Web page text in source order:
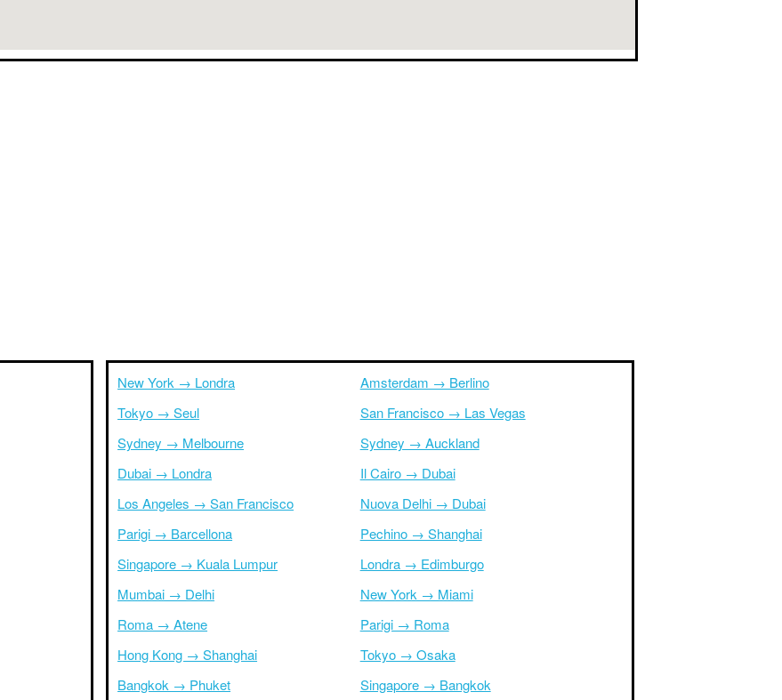
New York → Londra
Tokyo → Seul
Sydney → Melbourne
Dubai → Londra
Los Angeles → San Francisco
Parigi → Barcellona
Singapore → Kuala Lumpur
Mumbai → Delhi
Roma → Atene
Hong Kong → Shanghai
Bangkok → Phuket
Amsterdam → Berlino
San Francisco → Las Vegas
Sydney → Auckland
Il Cairo → Dubai
Nuova Delhi → Dubai
Pechino → Shanghai
Londra → Edimburgo
New York → Miami
Parigi → Roma
Tokyo → Osaka
Singapore → Bangkok